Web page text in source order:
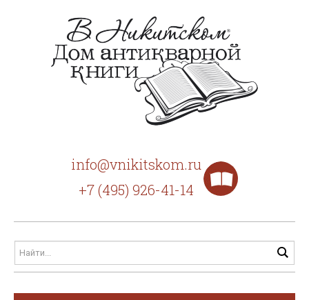
info@vnikitskom.ru
+7 (495) 926-41-14